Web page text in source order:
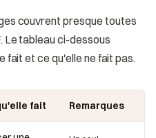
couvrent presque toutes
Le tableau ci-dessous
fait et ce qu'elle ne fait pas.
fait Remarques